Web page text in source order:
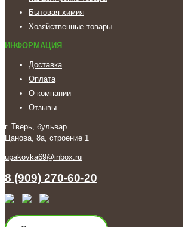
Бытовая химия
Хозяйственные товары
ИНФОРМАЦИЯ
Доставка
Оплата
О компании
Отзывы
г. Тверь, бульвар
Цанова, 8а, строение 1
upakovka69@inbox.ru
8 (909) 270-60-20